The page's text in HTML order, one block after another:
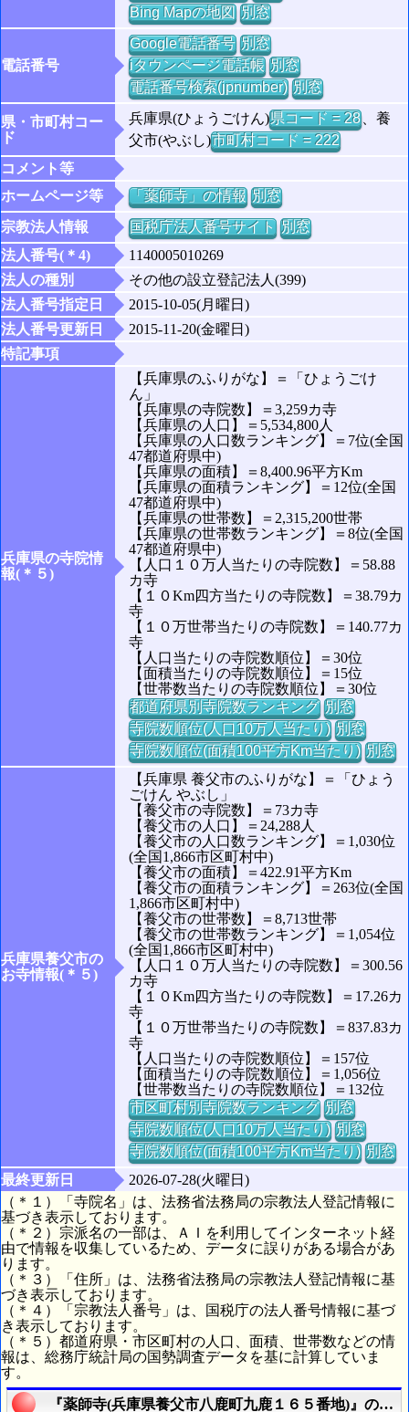
Bing Mapの地図 別窓
電話番号
Google電話番号 別窓
iタウンページ電話帳 別窓
電話番号検索(jpnumber) 別窓
県・市町村コー
ド
兵庫県(ひょうごけん)県コード = 28、養
父市(やぶし)市町村コード = 222
コメント等
ホームページ等
「薬師寺」の情報 別窓
宗教法人情報
国税庁法人番号サイト 別窓
法人番号(＊4)
1140005010269
法人の種別
その他の設立登記法人(399)
法人番号指定日
2015-10-05(月曜日)
法人番号更新日
2015-11-20(金曜日)
特記事項
兵庫県の寺院情
報(＊５)
【兵庫県のふりがな】＝「ひょうごけ
ん」
【兵庫県の寺院数】＝3,259カ寺
【兵庫県の人口】＝5,534,800人
【兵庫県の人口数ランキング】＝7位(全国
47都道府県中)
【兵庫県の面積】＝8,400.96平方Km
【兵庫県の面積ランキング】＝12位(全国
47都道府県中)
【兵庫県の世帯数】＝2,315,200世帯
【兵庫県の世帯数ランキング】＝8位(全国
47都道府県中)
【人口１０万人当たりの寺院数】＝58.88
カ寺
【１０Km四方当たりの寺院数】＝38.79カ
寺
【１０万世帯当たりの寺院数】＝140.77カ
寺
【人口当たりの寺院数順位】＝30位
【面積当たりの寺院数順位】＝15位
【世帯数当たりの寺院数順位】＝30位
都道府県別寺院数ランキング 別窓
寺院数順位(人口10万人当たり) 別窓
寺院数順位(面積100平方Km当たり) 別窓
兵庫県養父市の
お寺情報(＊５)
【兵庫県 養父市のふりがな】＝「ひょう
ごけん やぶし」
【養父市の寺院数】＝73カ寺
【養父市の人口】＝24,288人
【養父市の人口数ランキング】＝1,030位
(全国1,866市区町村中)
【養父市の面積】＝422.91平方Km
【養父市の面積ランキング】＝263位(全国
1,866市区町村中)
【養父市の世帯数】＝8,713世帯
【養父市の世帯数ランキング】＝1,054位
(全国1,866市区町村中)
【人口１０万人当たりの寺院数】＝300.56
カ寺
【１０Km四方当たりの寺院数】＝17.26カ
寺
【１０万世帯当たりの寺院数】＝837.83カ
寺
【人口当たりの寺院数順位】＝157位
【面積当たりの寺院数順位】＝1,056位
【世帯数当たりの寺院数順位】＝132位
市区町村別寺院数ランキング 別窓
寺院数順位(人口10万人当たり) 別窓
寺院数順位(面積100平方Km当たり) 別窓
最終更新日
2026-07-28(火曜日)
（＊１）「寺院名」は、法務省法務局の宗教法人登記情報に
基づき表示しております。
（＊２）宗派名の一部は、ＡＩを利用してインターネット経
由で情報を収集しているため、データに誤りがある場合があ
ります。
（＊３）「住所」は、法務省法務局の宗教法人登記情報に基
づき表示しております。
（＊４）「宗教法人番号」は、国税庁の法人番号情報に基づ
き表示しております。
（＊５）都道府県・市区町村の人口、面積、世帯数などの情
報は、総務庁統計局の国勢調査データを基に計算していま
す。
『薬師寺(兵庫県養父市八鹿町九鹿１６５番地)』の航